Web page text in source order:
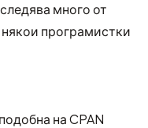
много от
програмистки
на CPAN